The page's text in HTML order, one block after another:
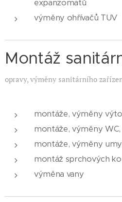
expanzomatů
výměny ohřívačů TUV
Montáž
opravy, výměny sanitárního
montáže, výměny
montáže, výměny
montáže, výměny
montáž sprchových
výměna vany